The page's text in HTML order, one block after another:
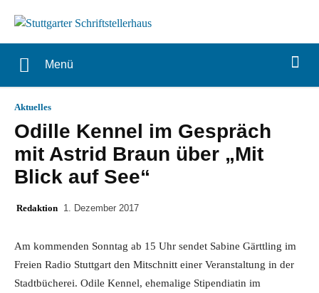
Menü
Aktuelles
Odille Kennel im Gespräch
mit Astrid Braun über „Mit
Blick auf See“
Redaktion 1. Dezember 2017
Am kommenden Sonntag ab 15 Uhr sendet Sabine Gärttling im
Freien Radio Stuttgart den Mitschnitt einer Veranstaltung in der
Stadtbücherei. Odile Kennel, ehemalige Stipendiatin im